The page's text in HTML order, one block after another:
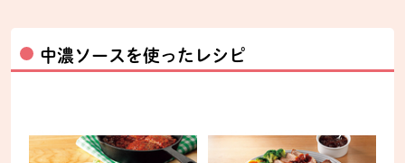
中濃ソースを使ったレシピ